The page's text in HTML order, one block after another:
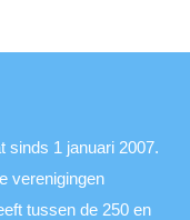
sinds 1 januari 2007.
verenigingen
tussen de 250 en